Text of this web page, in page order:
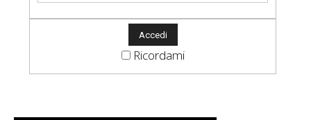
Ricordami